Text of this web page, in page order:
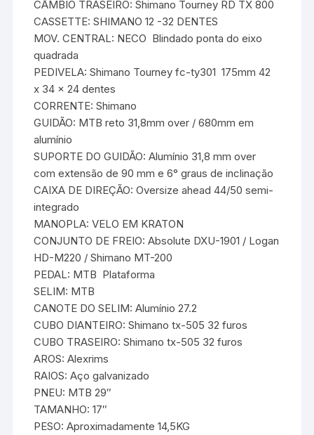
CÂMBIO TRASEIRO: Shimano Tourney RD TX 800
CASSETTE: SHIMANO 12 -32 DENTES
MOV. CENTRAL: NECO  Blindado ponta do eixo
quadrada
PEDIVELA: Shimano Tourney fc-ty301  175mm 42
x 34 x 24 dentes
CORRENTE: Shimano
GUIDÃO: MTB reto 31,8mm over / 680mm em
alumínio
SUPORTE DO GUIDÃO: Alumínio 31,8 mm over
com extensão de 90 mm e 6° graus de inclinação
CAIXA DE DIREÇÃO: Oversize ahead 44/50 semi-
integrado
MANOPLA: VELO EM KRATON
CONJUNTO DE FREIO: Absolute DXU-1901 / Logan
HD-M220 / Shimano MT-200
PEDAL: MTB  Plataforma
SELIM: MTB
CANOTE DO SELIM: Alumínio 27.2
CUBO DIANTEIRO: Shimano tx-505 32 furos
CUBO TRASEIRO: Shimano tx-505 32 furos
AROS: Alexrims
RAIOS: Aço galvanizado
PNEU: MTB 29″
TAMANHO: 17″
PESO: Aproximadamente 14,5KG